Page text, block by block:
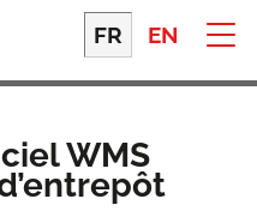
FR EN
WMS